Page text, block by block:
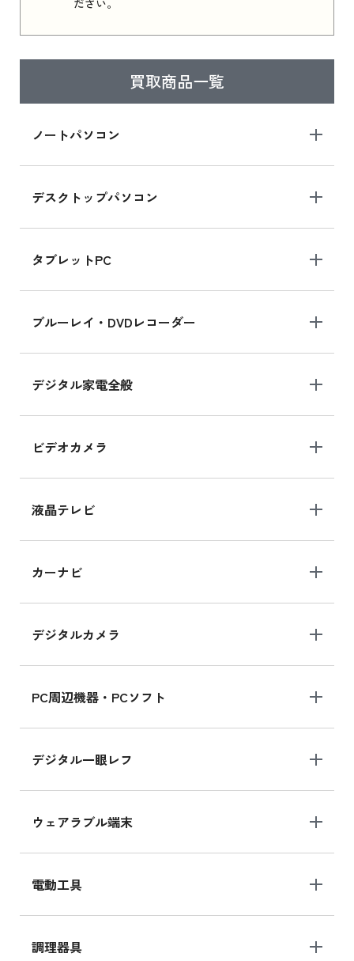
ださい。
買取商品一覧
ノートパソコン
デスクトップパソコン
タブレットPC
ブルーレイ・DVDレコーダー
デジタル家電全般
ビデオカメラ
液晶テレビ
カーナビ
デジタルカメラ
PC周辺機器・PCソフト
デジタル一眼レフ
ウェアラブル端末
電動工具
調理器具